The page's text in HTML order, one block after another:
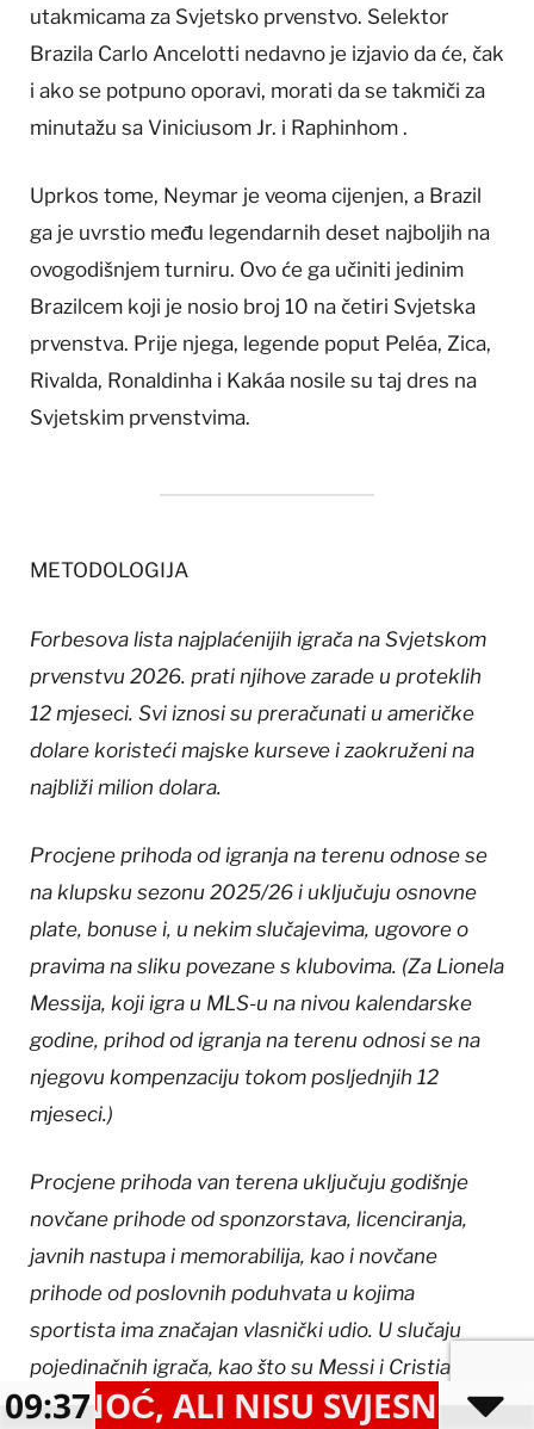
utakmicama za Svjetsko prvenstvo. Selektor
Brazila Carlo Ancelotti nedavno je izjavio da će, čak
i ako se potpuno oporavi, morati da se takmiči za
minutažu sa Viniciusom Jr. i Raphinhom .
Uprkos tome, Neymar je veoma cijenjen, a Brazil
ga je uvrstio među legendarnih deset najboljih na
ovogodišnjem turniru. Ovo će ga učiniti jedinim
Brazilcem koji je nosio broj 10 na četiri Svjetska
prvenstva. Prije njega, legende poput Peléa, Zica,
Rivalda, Ronaldinha i Kakáa nosile su taj dres na
Svjetskim prvenstvima.
METODOLOGIJA
Forbesova lista najplaćenijih igrača na Svjetskom
prvenstvu 2026. prati njihove zarade u proteklih
12 mjeseci. Svi iznosi su preračunati u američke
dolare koristeći majske kurseve i zaokruženi na
najbliži milion dolara.
Procjene prihoda od igranja na terenu odnose se
na klupsku sezonu 2025/26 i uključuju osnovne
plate, bonuse i, u nekim slučajevima, ugovore o
pravima na sliku povezane s klubovima. (Za Lionela
Messija, koji igra u MLS-u na nivou kalendarske
godine, prihod od igranja na terenu odnosi se na
njegovu kompenzaciju tokom posljednjih 12
mjeseci.)
Procjene prihoda van terena uključuju godišnje
novčane prihode od sponzorstava, licenciranja,
javnih nastupa i memorabilija, kao i novčane
prihode od poslovnih poduhvata u kojima
sportista ima značajan vlasnički udio. U slučaju
pojedinačnih igrača, kao što su Messi i Cristiano
Ronaldo, smatra se da sponzori kluba ili lige
NISU SVJESNI OZBILJNIH
09:37